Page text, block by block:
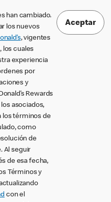
han cambiado.
los nuevos
, vigentes
los cuales
experiencia
por
y
Rewards
asociados,
los términos de
como
de
Al seguir
de esa fecha,
Términos y
con el
Aceptar